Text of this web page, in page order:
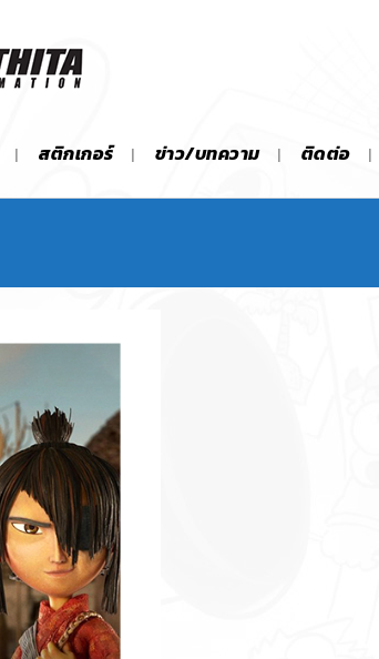
สติกเกอร์ ข่าว/บทความ ติดต่อ